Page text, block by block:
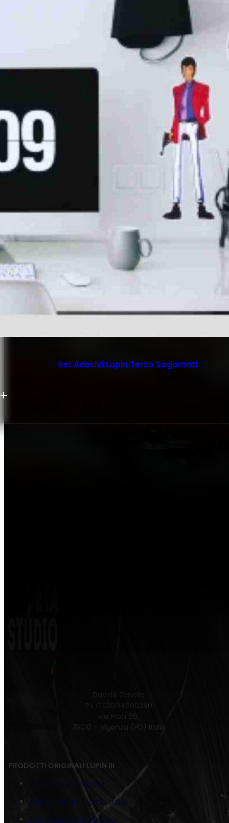
Set Adesivi Lupin Terzo Sagomati
P.I. IT03994600280
via Prati 66,
35010 – Vigonza (PD) Italia
PRODOTTI ORIGINALI LUPIN III
Juta Comic Zenigata
Tela Quadrato Comic Lupin
Juta Quadrato Goemon